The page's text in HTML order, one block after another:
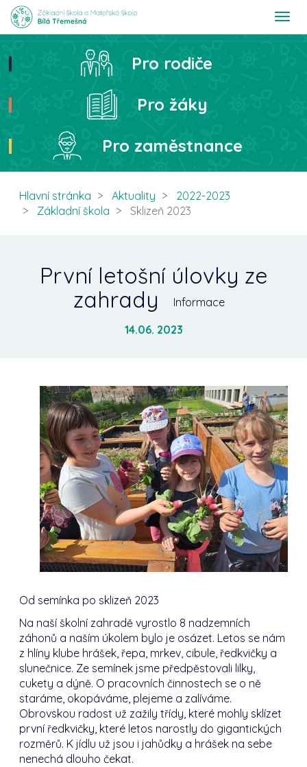
T
t
Hledat
Pro rodiče
Pro žáky
Pro zaměstnance
Hlavní stránka Aktuality
2022-2023
Základní škola
Sklizeň 2023
První letošní úlovky ze
zahrady
Informace
14.06. 2023
Od semínka po sklizeň 2023
Na naší školní zahradě vyrostlo 8 nadzemních
záhonů a naším úkolem bylo je osázet. Letos se nám
z hlíny klube hrášek, řepa, mrkev, cibule, ředkvičky a
slunečnice. Ze semínek jsme předpěstovali lilky,
cukety a dýně. O pracovních činnostech se o ně
staráme, okopáváme, plejeme a zalíváme.
Obrovskou radost už zažily třídy, které mohly sklízet
první ředkvičky, které letos narostly do gigantických
rozměrů. K jídlu už jsou i jahůdky a hrášek na sebe
nenechá dlouho čekat.